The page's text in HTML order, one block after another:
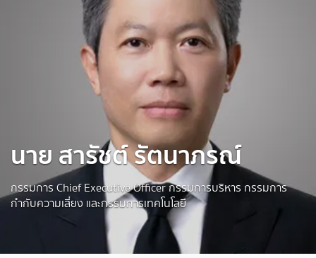
นาย สารัชต์ รัตนาภรณ์
กรรมการ Chief Executive Officer กรรมการบริหาร กรรมการ
กำกับความเสี่ยง และกรรมการเทคโนโลยี